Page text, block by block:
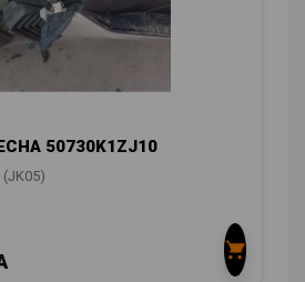
50730K1ZJ10
(JK05)